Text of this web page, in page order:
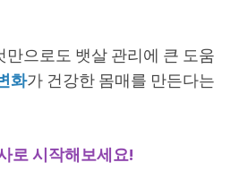
만으로도 뱃살 관리에 큰 도움
화가 건강한 몸매를 만든다는
로 시작해보세요!